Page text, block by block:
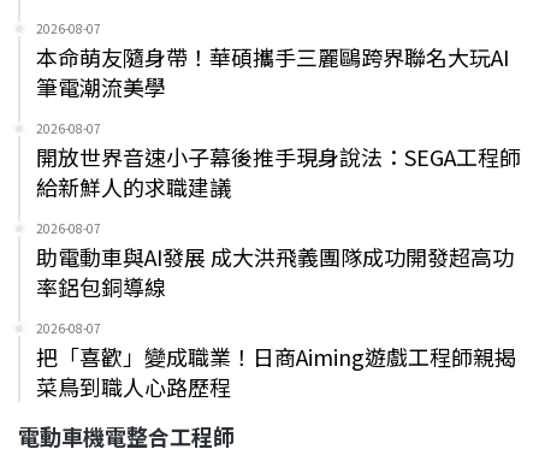
2026-08-07
本命萌友隨身帶！華碩攜手三麗鷗跨界聯名大玩AI
筆電潮流美學
2026-08-07
開放世界音速小子幕後推手現身說法：SEGA工程師
給新鮮人的求職建議
2026-08-07
助電動車與AI發展 成大洪飛義團隊成功開發超高功
率鋁包銅導線
2026-08-07
把「喜歡」變成職業！日商Aiming遊戲工程師親揭
菜鳥到職人心路歷程
電動車機電整合工程師